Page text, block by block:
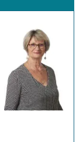
l'élu(e)